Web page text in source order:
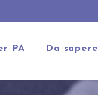
PA Da sapere